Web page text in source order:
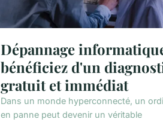
Dépannage
bénéficiez d'un
gratuit et immédiat
Dans un monde hyperconnecté, un
en panne peut devenir un véritable